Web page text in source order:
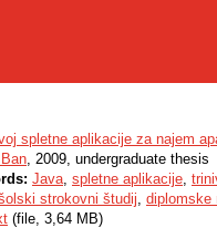
spletne aplikacije za najem
, 2009, undergraduate thesis
Java, spletne aplikacije,
strokovni študij, diplomske
(file, 3,64 MB)